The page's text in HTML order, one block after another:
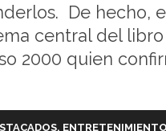
De hecho,
central del
2000 quien
, ENTRETENIMIENTO